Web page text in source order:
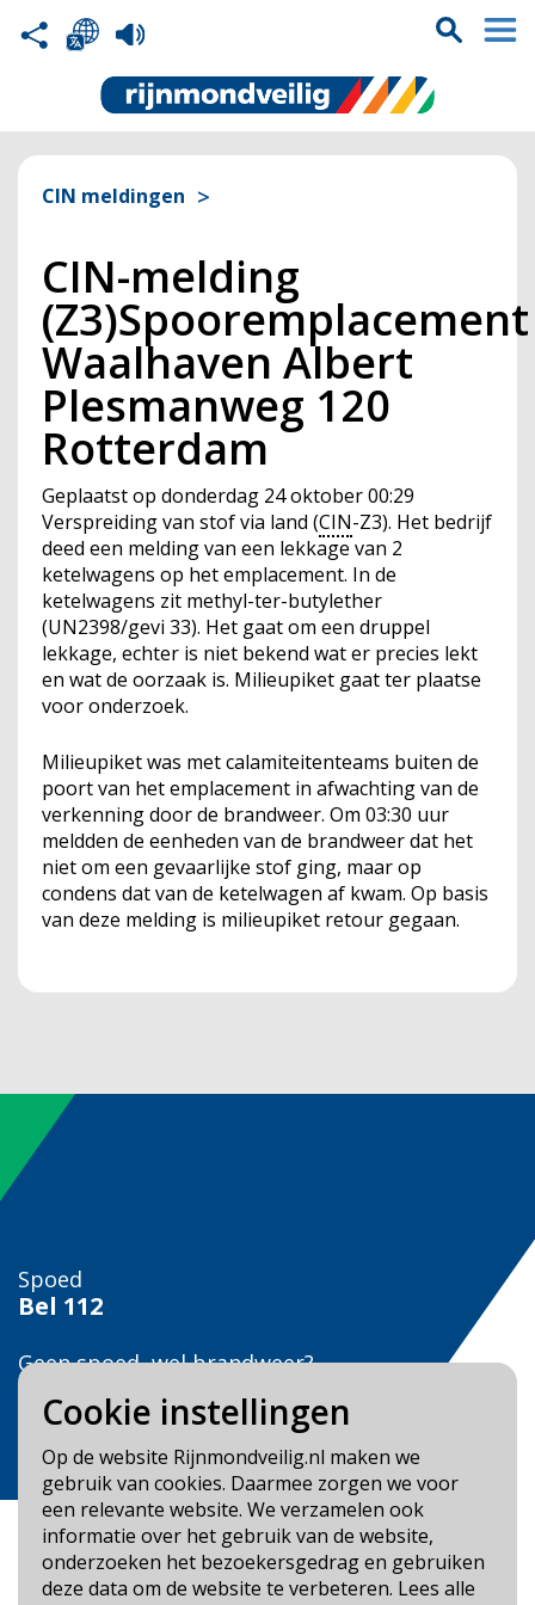
Cookie instellingen
Op de website Rijnmondveilig.nl maken we
gebruik van cookies. Daarmee zorgen we voor
een relevante website. We verzamelen ook
informatie over het gebruik van de website,
onderzoeken het bezoekersgedrag en gebruiken
deze data om de website te verbeteren. Lees alle
CIN meldingen
CIN-melding
(Z3)Spooremplacement
Waalhaven Albert
Plesmanweg 120
Rotterdam
Geplaatst op donderdag 24 oktober 00:29
Verspreiding van stof via land (CIN-Z3). Het bedrijf
deed een melding van een lekkage van 2
ketelwagens op het emplacement. In de
ketelwagens zit methyl-ter-butylether
(UN2398/gevi 33). Het gaat om een druppel
lekkage, echter is niet bekend wat er precies lekt
en wat de oorzaak is. Milieupiket gaat ter plaatse
voor onderzoek.
Milieupiket was met calamiteitenteams buiten de
poort van het emplacement in afwachting van de
verkenning door de brandweer. Om 03:30 uur
meldden de eenheden van de brandweer dat het
niet om een gevaarlijke stof ging, maar op
condens dat van de ketelwagen af kwam. Op basis
van deze melding is milieupiket retour gegaan.
Spoed
Bel 112
Geen spoed, wel brandweer?
Bel
Veilig Leven?
Bel 0900-8387